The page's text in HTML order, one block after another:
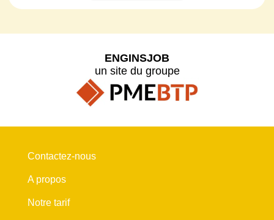
ENGINSJOB
un site du groupe
Contactez-nous
A propos
Notre tarif